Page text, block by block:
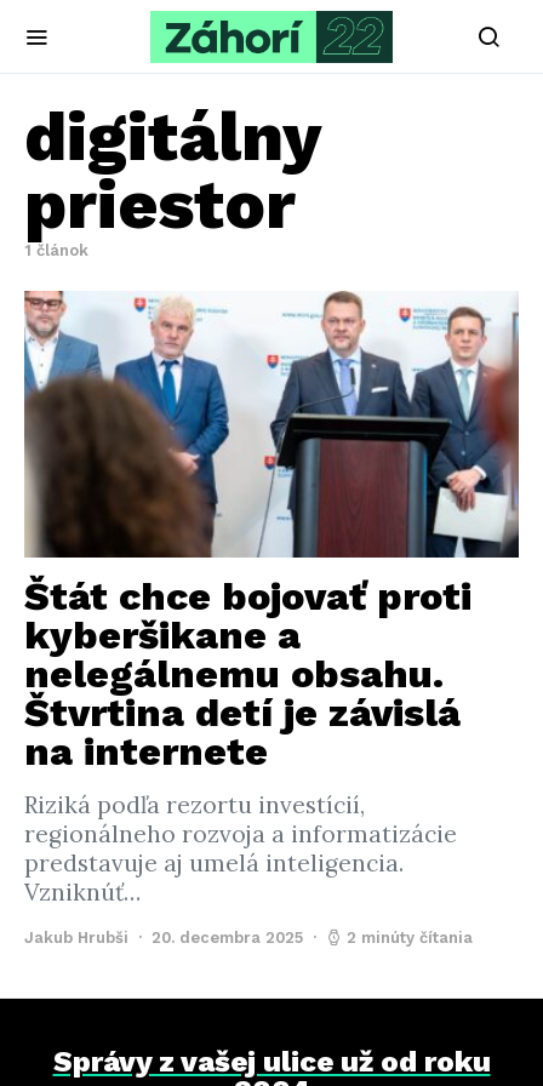
digitálny
priestor
1 článok
Štát chce bojovať proti
kyberšikane a
nelegálnemu obsahu.
Štvrtina detí je závislá
na internete
Riziká podľa rezortu investícií,
regionálneho rozvoja a informatizácie
predstavuje aj umelá inteligencia.
Vzniknúť…
Jakub Hrubši 20. decembra 2025 2 minúty čítania
Správy z vašej ulice už od roku